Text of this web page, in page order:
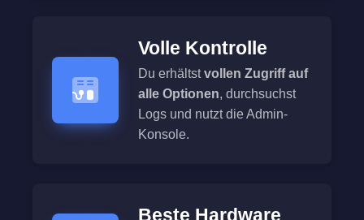
Volle Kontrolle
Du erhältstvollen Zugriff auf
alle Optionen, durchsuchst
Logs und nutzt die Admin-
Konsole.
Beste Hardware